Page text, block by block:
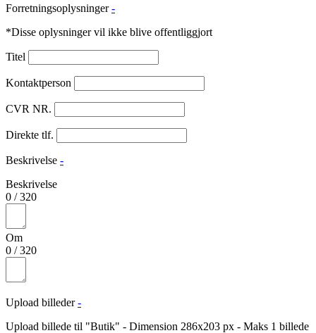
Forretningsoplysninger -
*Disse oplysninger vil ikke blive offentliggjort
Titel
Kontaktperson
CVR NR.
Direkte tlf.
Beskrivelse -
Beskrivelse
0 /320
Om
0 /320
Upload billeder -
Upload billede til "Butik" - Dimension 286x203 px - Maks 1 billede